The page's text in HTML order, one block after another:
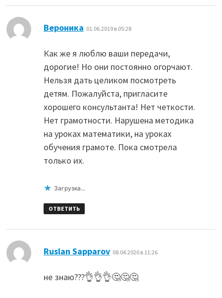
Вероника 01.06.2019 в 05:28
Как же я люблю ваши передачи,
дорогие! Но они постоянно огорчают.
Нельзя дать целиком посмотреть
детям. Пожалуйста, пригласите
хорошего консультанта! Нет четкости.
Нет грамотности. Нарушена методика
на уроках математики, на уроках
обучения грамоте. Пока смотрела
только их.
Загрузка...
ОТВЕТИТЬ
Ruslan Sapparov: 08.04.2020 в 11:26
не знаю???👌👌👌🤔🤔🤔